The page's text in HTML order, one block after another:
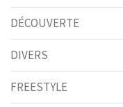
DÉCOUVERTE
DIVERS
FREESTYLE